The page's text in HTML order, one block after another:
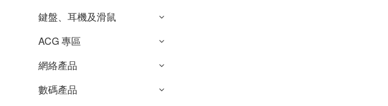
鍵盤、耳機及滑鼠
ACG 專區
網絡產品
數碼產品